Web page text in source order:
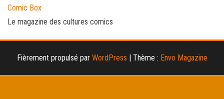
Comic Box
Le magazine des cultures comics
Fièrement propulsé par WordPress | Thème : Envo Magazine